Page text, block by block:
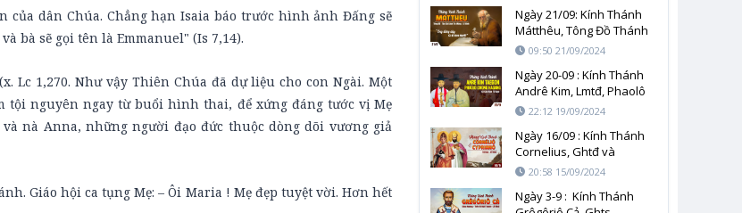
dân Chúa. Chẳng hạn Isaia báo trước hình ảnh Đấng sẽ
bà sẽ gọi tên là Emmanuel" (Is 7,14).
Lc 1,270. Như vậy Thiên Chúa đã dự liệu cho con Ngài. Một
tội nguyên ngay từ buổi hình thai, để xứng đáng tước vị Mẹ
nà Anna, những người đạo đức thuộc dòng dõi vương giả
Giáo hội ca tụng Mẹ: – Ôi Maria ! Mẹ đẹp tuyệt vời. Hơn hết
Ngày 21/09: Kính Thánh
Mátthêu, Tông Đồ Thánh
Sử09:50 21/09/2024
Ngày 20-09 : Kính Thánh
Andrê Kim, Lmtđ, Phaolô
Chong, và các Bạn Tử Đạo
22:12 19/09/2024
Ngày 16/09 : Kính Thánh
Cornelius, Ghtđ và
Cyprian, Gmtđ
20:58 15/09/2024
Ngày 3-9 : Kính Thánh